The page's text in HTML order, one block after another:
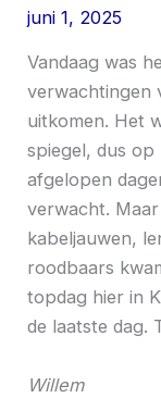
juni 1, 2025
Vandaag was
verwachtingen
uitkomen. Het
spiegel, dus op
afgelopen
verwacht.
kabeljauwen,
roodbaars
topdag hier in
de laatste dag.
Willem